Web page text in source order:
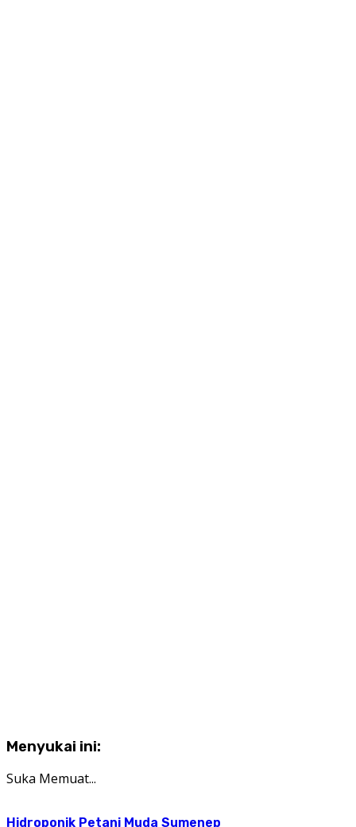
Menyukai ini:
Suka Memuat...
Hidroponik Petani Muda Sumenep